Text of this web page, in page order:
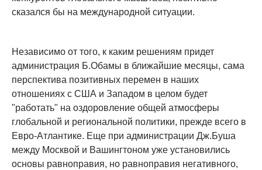
сказался бы на международной ситуации.
Независимо от того, к каким решениям придет
администрация Б.Обамы в ближайшие месяцы, сама
перспектива позитивных перемен в наших
отношениях с США и Западом в целом будет
"работать" на оздоровление общей атмосферы
глобальной и региональной политики, прежде всего в
Евро-Атлантике. Еще при администрации Дж.Буша
между Москвой и Вашингтоном уже установились
основы равноправия, но равноправия негативного,